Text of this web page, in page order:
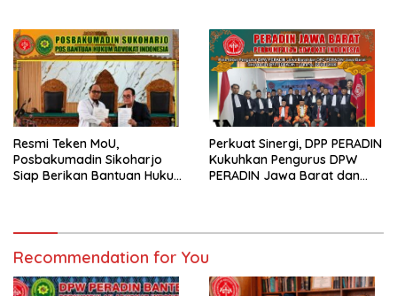
Resmi Teken MoU,
Posbakumadin Sikoharjo
Siap Berikan Bantuan Hukum
Perkuat Sinergi, DPP PERADIN
Kukuhkan Pengurus DPW
PERADIN Jawa Barat dan
Recommendation for You